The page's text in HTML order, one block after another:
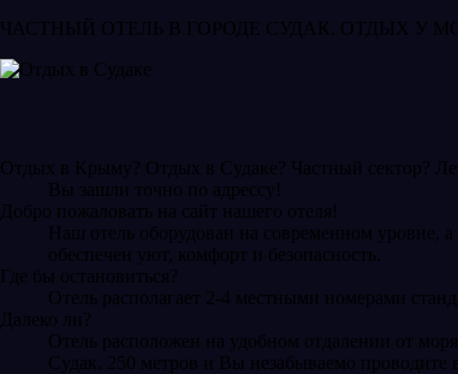
ЧАСТНЫЙ ОТЕЛЬ В ГОРОДЕ СУДАК. ОТДЫХ У
Отдых в Крыму? Отдых в Судаке? Частный сектор?
Вы зашли точно по адрессу!
Добро пожаловать на сайт нашего отеля!
Наш отель оборудован на современном уровне,
обеспечен уют, комфорт и безопасность.
Где бы остановиться?
Отель располагает 2-4 местными номерами
Далеко ли?
Отель расположен на удобном отдалении от
Судак. 250 метров и Вы незабываемо проводите